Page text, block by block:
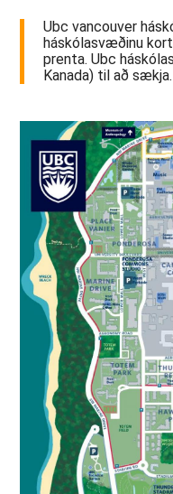
Ubc vancouver
háskólasvæðinu
prenta. Ubc
Kanada) til að sækja.